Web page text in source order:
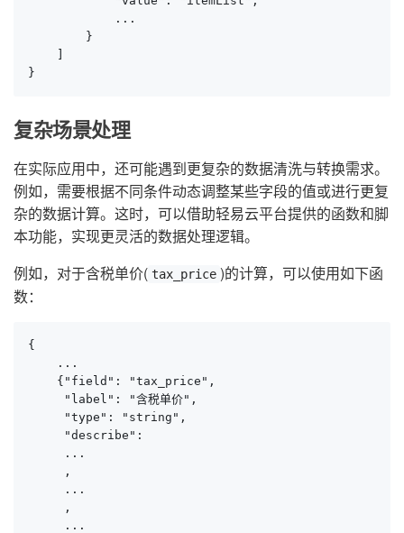
            ...
        }
    ]
}
复杂场景处理
在实际应用中，还可能遇到更复杂的数据清洗与转换需求。
例如，需要根据不同条件动态调整某些字段的值或进行更复
杂的数据计算。这时，可以借助轻易云平台提供的函数和脚
本功能，实现更灵活的数据处理逻辑。
例如，对于含税单价( tax_price )的计算，可以使用如下函
数：
{
    ...
    {"field": "tax_price",
     "label": "含税单价",
     "type": "string",
     "describe":
     ...
     ,
     ...
     ,
     ...